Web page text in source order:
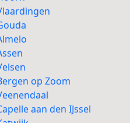
op Zoom
aan den IJssel